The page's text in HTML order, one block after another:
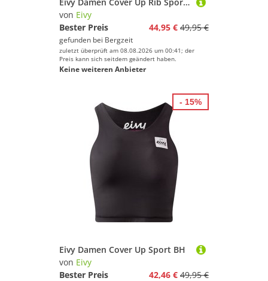
von Eivy
Bester Preis
44,95 € 49,95 €
gefunden bei Bergzeit
zuletzt überprüft am 08.08.2026 um 00:41; der
Preis kann sich seitdem geändert haben.
Keine weiteren Anbieter
Eivy Damen Cover Up Sport BH
von Eivy
Bester Preis
42,46 € 49,95 €
- 15%